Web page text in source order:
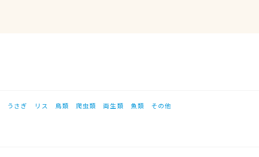
うさぎ リス 鳥類 爬虫類 両生類 魚類 その他